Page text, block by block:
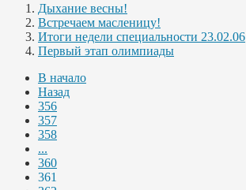
Дыхание весны!
Встречаем масленицу!
Итоги недели специальности 23.02.06
Первый этап олимпиады
В начало
Назад
356
357
358
...
360
361